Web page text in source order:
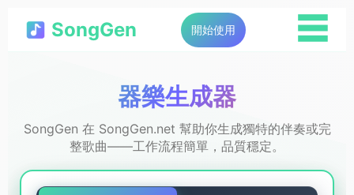
SongGen 開始使用 ☰
器樂生成器
SongGen 在 SongGen.net 幫助你生成獨特的伴奏或完
整歌曲——工作流程簡單，品質穩定。